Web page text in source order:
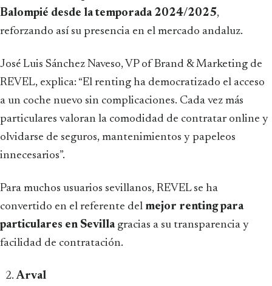
Balompié desde la temporada 2024/2025,
reforzando así su presencia en el mercado andaluz.
José Luis Sánchez Naveso, VP of Brand & Marketing de
REVEL, explica: “El renting ha democratizado el acceso
a un coche nuevo sin complicaciones. Cada vez más
particulares valoran la comodidad de contratar online y
olvidarse de seguros, mantenimientos y papeleos
innecesarios”.
Para muchos usuarios sevillanos, REVEL se ha
convertido en el referente del mejor renting para
particulares en Sevillagracias a su transparencia y
facilidad de contratación.
Arval